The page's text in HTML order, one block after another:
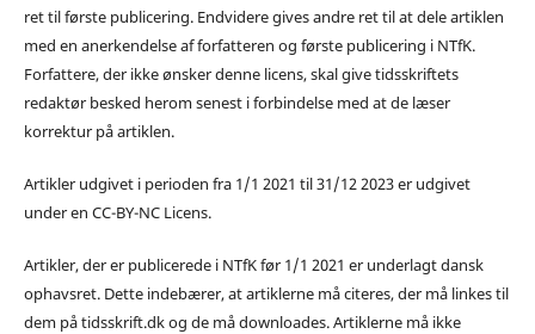
ret til første publicering. Endvidere gives andre ret til at dele artiklen
med en anerkendelse af forfatteren og første publicering i NTfK.
Forfattere, der ikke ønsker denne licens, skal give tidsskriftets
redaktør besked herom senest i forbindelse med at de læser
korrektur på artiklen.
Artikler udgivet i perioden fra 1/1 2021 til 31/12 2023 er udgivet
under en CC-BY-NC Licens.
Artikler, der er publicerede i NTfK før 1/1 2021 er underlagt dansk
ophavsret. Dette indebærer, at artiklerne må citeres, der må linkes til
dem på tidsskrift.dk og de må downloades. Artiklerne må ikke